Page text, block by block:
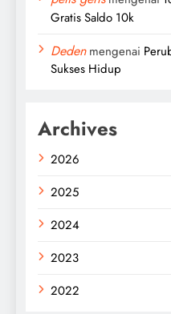
Gratis Saldo 10k
Dedenmengenai
Sukses Hidup
Archives
2026
2025
2024
2023
2022